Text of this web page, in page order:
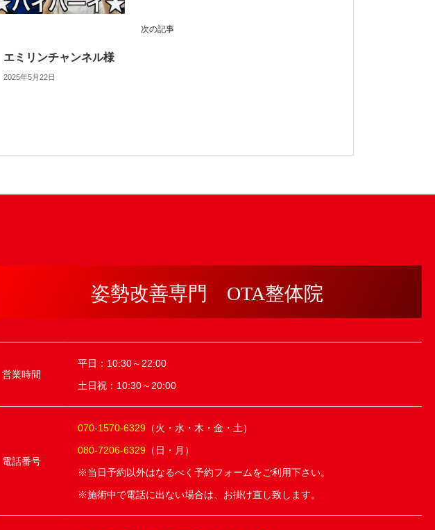
次の記事
エミリンチャンネル様
2025年5月22日
姿勢改善専門 OTA整体院
営業時間
平日：10:30～22:00
土日祝：10:30～20:00
電話番号
070-1570-6329 （火・水・木・金・土）
080-7206-6329 （日・月）
※当日予約以外はなるべく予約フォームをご利用下さい。
※施術中で電話に出ない場合は、お掛け直し致します。